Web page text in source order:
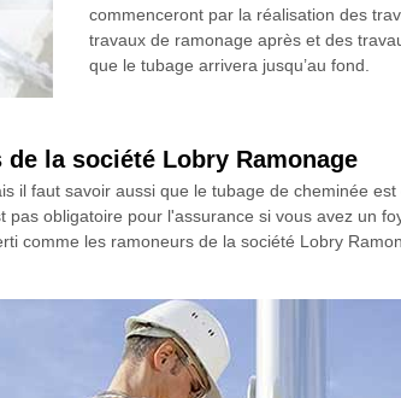
commenceront par la réalisation des
travaux de ramonage après et des
que le tubage arrivera jusqu’au fond.
la société Lobry Ramonage
il faut savoir aussi que le tubage de cheminée
obligatoire pour l'assurance si vous avez un
comme les ramoneurs de la société Lobry